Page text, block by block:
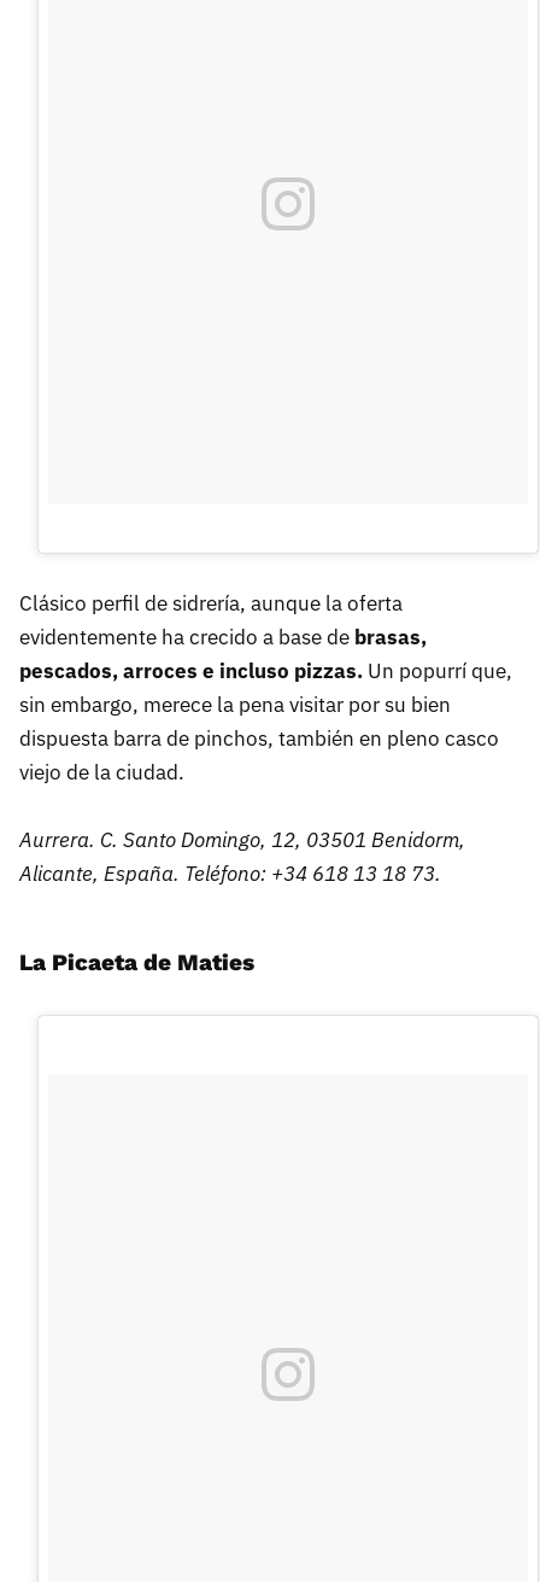
Clásico perfil de sidrería, aunque la oferta
evidentemente ha crecido a base de brasas,
pescados, arroces e incluso pizzas. Un popurrí que,
sin embargo, merece la pena visitar por su bien
dispuesta barra de pinchos, también en pleno casco
viejo de la ciudad.
Aurrera. C. Santo Domingo, 12, 03501 Benidorm,
Alicante, España. Teléfono: +34 618 13 18 73.
La Picaeta de Maties